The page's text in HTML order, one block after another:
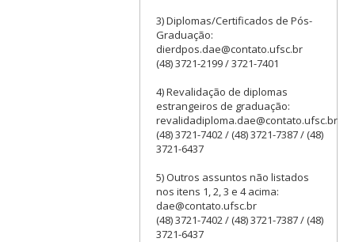
3) Diplomas/Certificados de Pós-
Graduação:
dierdpos.dae@contato.ufsc.br
(48) 3721-2199 / 3721-7401
4) Revalidação de diplomas
estrangeiros de graduação:
revalidadiploma.dae@contato.ufsc.br
(48) 3721-7402 / (48) 3721-7387 / (48)
3721-6437
5) Outros assuntos não listados
nos itens 1, 2, 3 e 4 acima:
dae@contato.ufsc.br
(48) 3721-7402 / (48) 3721-7387 / (48)
3721-6437